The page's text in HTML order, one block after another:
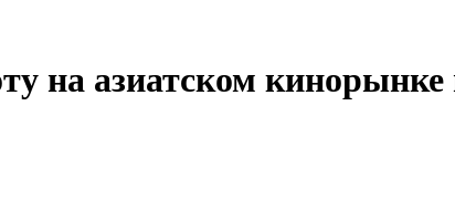
на азиатском кинорынке